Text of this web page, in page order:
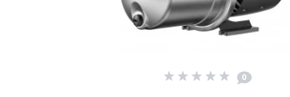
0